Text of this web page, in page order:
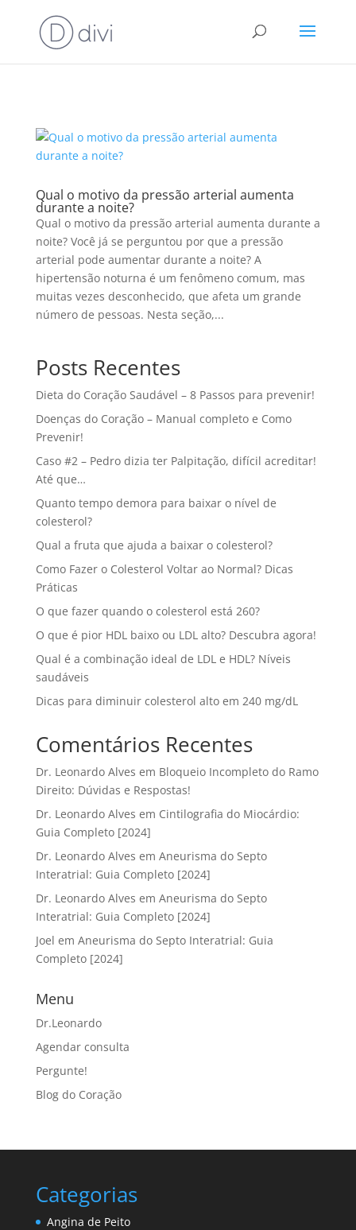
Qual o motivo da pressão arterial aumenta
durante a noite?
Qual o motivo da pressão arterial aumenta durante a
noite? Você já se perguntou por que a pressão
arterial pode aumentar durante a noite? A
hipertensão noturna é um fenômeno comum, mas
muitas vezes desconhecido, que afeta um grande
número de pessoas. Nesta seção,...
Posts Recentes
Dieta do Coração Saudável – 8 Passos para prevenir!
Doenças do Coração – Manual completo e Como
Prevenir!
Caso #2 – Pedro dizia ter Palpitação, difícil acreditar!
Até que…
Quanto tempo demora para baixar o nível de
colesterol?
Qual a fruta que ajuda a baixar o colesterol?
Como Fazer o Colesterol Voltar ao Normal? Dicas
Práticas
O que fazer quando o colesterol está 260?
O que é pior HDL baixo ou LDL alto? Descubra agora!
Qual é a combinação ideal de LDL e HDL? Níveis
saudáveis
Dicas para diminuir colesterol alto em 240 mg/dL
Comentários Recentes
Dr. Leonardo Alves em Bloqueio Incompleto do Ramo
Direito: Dúvidas e Respostas!
Dr. Leonardo Alves em Cintilografia do Miocárdio:
Guia Completo [2024]
Dr. Leonardo Alves em Aneurisma do Septo
Interatrial: Guia Completo [2024]
Dr. Leonardo Alves em Aneurisma do Septo
Interatrial: Guia Completo [2024]
Joel em Aneurisma do Septo Interatrial: Guia
Completo [2024]
Menu
Dr.Leonardo
Agendar consulta
Pergunte!
Blog do Coração
Categorias
Angina de Peito